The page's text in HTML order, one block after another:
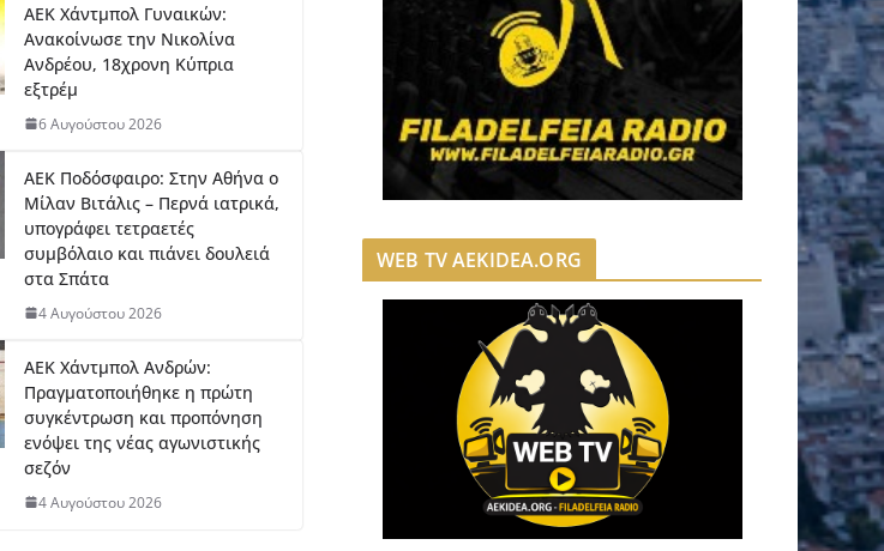
ΑΕΚ Χάντμπολ Γυναικών:
Ανακοίνωσε την Νικολίνα
Ανδρέου, 18χρονη Κύπρια
εξτρέμ
6 Αυγούστου 2026
ΑΕΚ Ποδόσφαιρο: Στην Αθήνα ο
Μίλαν Βιτάλις – Περνά ιατρικά,
υπογράφει τετραετές
συμβόλαιο και πιάνει δουλειά
στα Σπάτα
4 Αυγούστου 2026
AEK Χάντμπολ Ανδρών:
Πραγματοποιήθηκε η πρώτη
συγκέντρωση και προπόνηση
ενόψει της νέας αγωνιστικής
σεζόν
4 Αυγούστου 2026
WEB TV AEKIDEA.ORG